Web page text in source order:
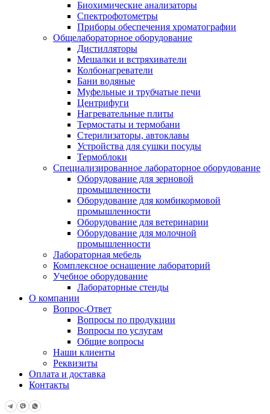
Биохимические анализаторы
Спектрофотометры
Приборы обеспечения хроматографии
Общелабораторное оборудование
Дистилляторы
Мешалки и встряхиватели
Колбонагреватели
Бани водяные
Муфельные и трубчатые печи
Центрифуги
Нагревательные плиты
Термостаты и термобани
Стерилизаторы, автоклавы
Устройства для сушки посуды
Термоблоки
Специализированное лабораторное оборудование
Оборудование для зерновой
промышленности
Оборудование для комбикормовой
промышленности
Оборудование для ветеринарии
Оборудование для молочной
промышленности
Лабораторная мебель
Комплексное оснащение лабораторий
Учебное оборудование
Лабораторные стенды
О компании
Вопрос-Ответ
Вопросы по продукции
Вопросы по услугам
Общие вопросы
Наши клиенты
Реквизиты
Оплата и доставка
Контакты